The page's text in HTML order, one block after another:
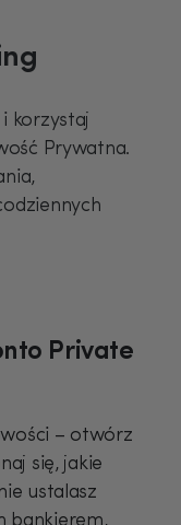
korzystaj
Prywatna.
Private
– otwórz
się, jakie
ustalasz